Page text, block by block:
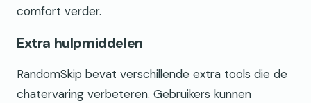
comfort verder.
Extra hulpmiddelen
RandomSkip bevat verschillende extra tools die de
chatervaring verbeteren. Gebruikers kunnen